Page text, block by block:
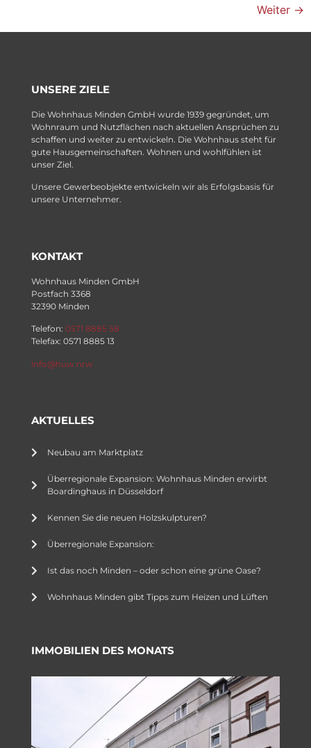
Weiter →
UNSERE ZIELE
Die Wohnhaus Minden GmbH wurde 1939 gegründet, um
Wohnraum und Nutzflächen nach aktuellen Ansprüchen zu
schaffen und weiter zu entwickeln. Die Wohnhaus steht für
gute Hausgemeinschaften. Wohnen und wohlfühlen ist
unser Ziel.
Unsere Gewerbeobjekte entwickeln wir als Erfolgsbasis für
unsere Unternehmer.
KONTAKT
Wohnhaus Minden GmbH
Postfach 3368
32390 Minden
Telefon: 0571 8885 58
Telefax: 0571 8885 13
info@huw.nrw
AKTUELLES
Neubau am Marktplatz
Überregionale Expansion: Wohnhaus Minden erwirbt
Boardinghaus in Düsseldorf
Kennen Sie die neuen Holzskulpturen?
Überregionale Expansion:
Ist das noch Minden – oder schon eine grüne Oase?
Wohnhaus Minden gibt Tipps zum Heizen und Lüften
IMMOBILIEN DES MONATS